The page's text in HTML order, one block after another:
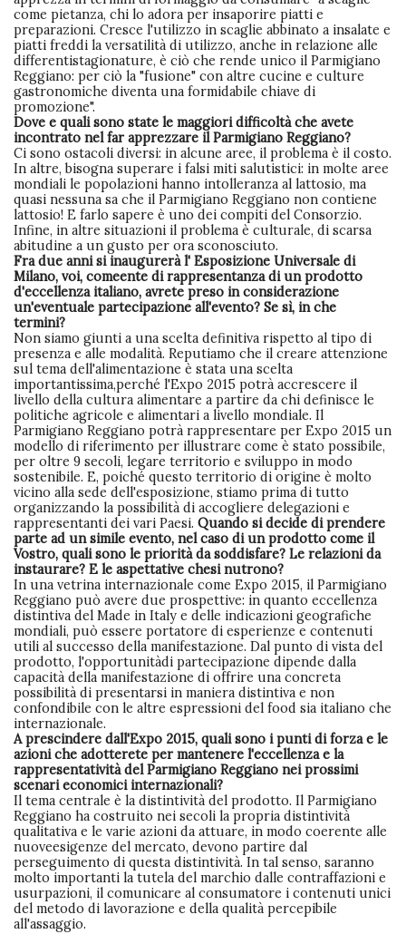
come pietanza, chi lo adora per insaporire piatti e
preparazioni. Cresce l'utilizzo in scaglie abbinato a insalate e
piatti freddi la versatilità di utilizzo, anche in relazione alle
differentistagionature, è ciò che rende unico il Parmigiano
Reggiano: per ciò la "fusione" con altre cucine e culture
gastronomiche diventa una formidabile chiave di
promozione".
Dove e quali sono state le maggiori difficoltà che avete
incontrato nel far apprezzare il Parmigiano Reggiano?
Ci sono ostacoli diversi: in alcune aree, il problema è il costo.
In altre, bisogna superare i falsi miti salutistici: in molte aree
mondiali le popolazioni hanno intolleranza al lattosio, ma
quasi nessuna sa che il Parmigiano Reggiano non contiene
lattosio! E farlo sapere è uno dei compiti del Consorzio.
Infine, in altre situazioni il problema è culturale, di scarsa
abitudine a un gusto per ora sconosciuto.
Fra due anni si inaugurerà l' Esposizione Universale di
Milano, voi, comeente di rappresentanza di un prodotto
d'eccellenza italiano, avrete preso in considerazione
un'eventuale partecipazione all'evento? Se sì, in che
termini?
Non siamo giunti a una scelta definitiva rispetto al tipo di
presenza e alle modalità. Reputiamo che il creare attenzione
sul tema dell'alimentazione è stata una scelta
importantissima,perché l'Expo 2015 potrà accrescere il
livello della cultura alimentare a partire da chi definisce le
politiche agricole e alimentari a livello mondiale. Il
Parmigiano Reggiano potrà rappresentare per Expo 2015 un
modello di riferimento per illustrare come è stato possibile,
per oltre 9 secoli, legare territorio e sviluppo in modo
sostenibile. E, poiché questo territorio di origine è molto
vicino alla sede dell'esposizione, stiamo prima di tutto
organizzando la possibilità di accogliere delegazioni e
rappresentanti dei vari Paesi. Quando si decide di prendere
parte ad un simile evento, nel caso di un prodotto come il
Vostro, quali sono le priorità da soddisfare? Le relazioni da
instaurare? E le aspettative chesi nutrono?
In una vetrina internazionale come Expo 2015, il Parmigiano
Reggiano può avere due prospettive: in quanto eccellenza
distintiva del Made in Italy e delle indicazioni geografiche
mondiali, può essere portatore di esperienze e contenuti
utili al successo della manifestazione. Dal punto di vista del
prodotto, l'opportunitàdi partecipazione dipende dalla
capacità della manifestazione di offrire una concreta
possibilità di presentarsi in maniera distintiva e non
confondibile con le altre espressioni del food sia italiano che
internazionale.
A prescindere dall'Expo 2015, quali sono i punti di forza e le
azioni che adotterete per mantenere l'eccellenza e la
rappresentatività del Parmigiano Reggiano nei prossimi
scenari economici internazionali?
Il tema centrale è la distintività del prodotto. Il Parmigiano
Reggiano ha costruito nei secoli la propria distintività
qualitativa e le varie azioni da attuare, in modo coerente alle
nuoveesigenze del mercato, devono partire dal
perseguimento di questa distintività. In tal senso, saranno
molto importanti la tutela del marchio dalle contraffazioni e
usurpazioni, il comunicare al consumatore i contenuti unici
del metodo di lavorazione e della qualità percepibile
all'assaggio.